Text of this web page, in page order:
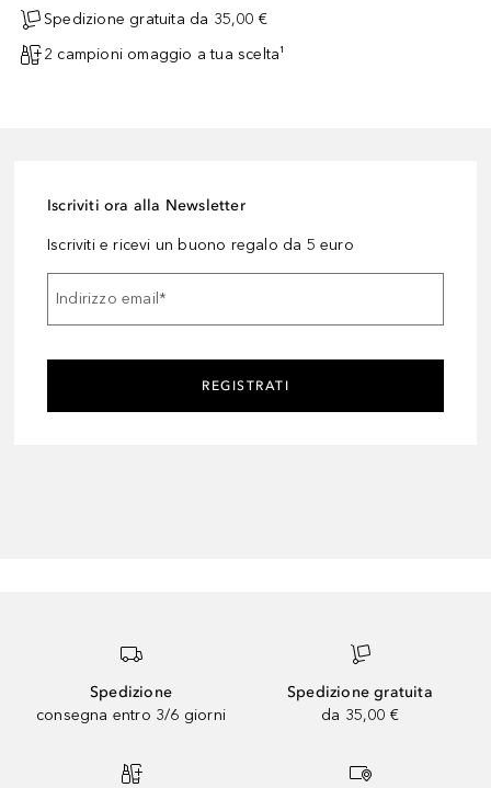
Spedizione gratuita da 35,00 €
2 campioni omaggio a tua scelta¹
Iscriviti ora alla Newsletter
Iscriviti e ricevi un buono regalo da 5 euro
Indirizzo email*
REGISTRATI
Spedizione
consegna entro 3/6 giorni
Spedizione gratuita
da 35,00 €